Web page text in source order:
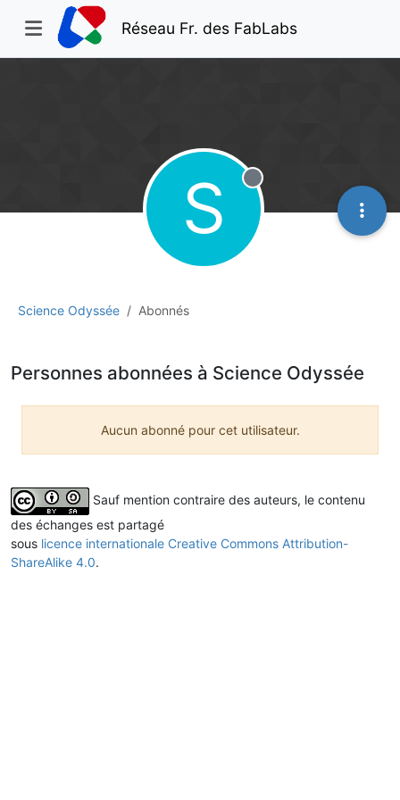
Réseau Fr. des FabLabs
Science Odyssée Abonnés
S Hors-ligne
Personnes abonnées à Science Odyssée
Aucun abonné pour cet utilisateur.
Sauf mention contraire des auteurs, le contenu
des échanges est partagé
sous licence internationale Creative Commons Attribution-
ShareAlike 4.0.